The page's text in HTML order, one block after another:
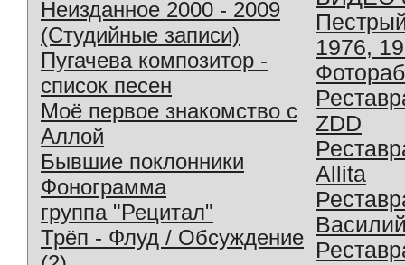
Неизданное 2000 - 2009
(Студийные записи)
Пугачева композитор -
список песен
Моё первое знакомство с
Аллой
Бывшие поклонники
Фонограмма
группа "Рецитал"
Трёп - Флуд / Обсуждение
1976,
ZDD
Allita